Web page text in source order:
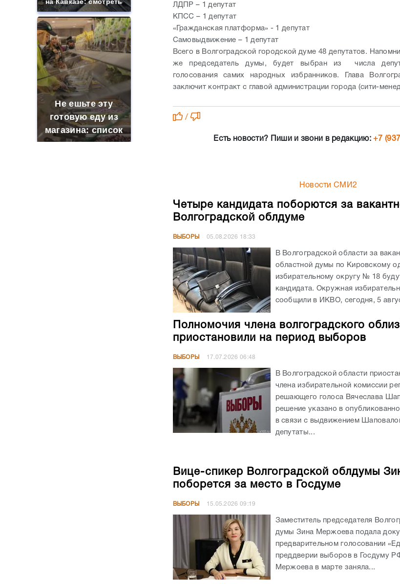
Не ешьте эту
готовую еду из
магазина: список
ЛДПР – 1 депутат
КПСС – 1 депутат
«Гражданская платформа» - 1 депутат
Самовыдвижение – 1 депутат
Всего в Волгоградской городской думе 48 депутатов.
же председатель думы, будет выбран из числа
голосования самих народных избранников. Глава
заключит контракт с главой администрации города (сити-
/
Есть новости? Пиши и звони в редакцию:+7
Новости СМИ2
Четыре кандидата поборются за
Волгоградской облдуме
ВЫБОРЫ 05.08.2026 18:33
В Волгоградской области за
областной думы по Кировскому
избирательному округу № 18
кандидата. Окружная
сообщили в ИКВО, сегодня, 5
Полномочия члена волгоградского
приостановили на период выборов
ВЫБОРЫ 17.07.2026 06:48
В Волгоградской области
члена избирательной комиссии
решающего голоса Вячеслава
решение указано в
в связи с выдвижением
депутаты...
Вице-спикер Волгоградской облдумы
поборется за место в Госдуме
ВЫБОРЫ 15.05.2026 09:19
Заместитель председателя
думы Зина Мержоева подала
предварительном голосовании
преддверии выборов в Госдуму
Мержоева в марте заняла...